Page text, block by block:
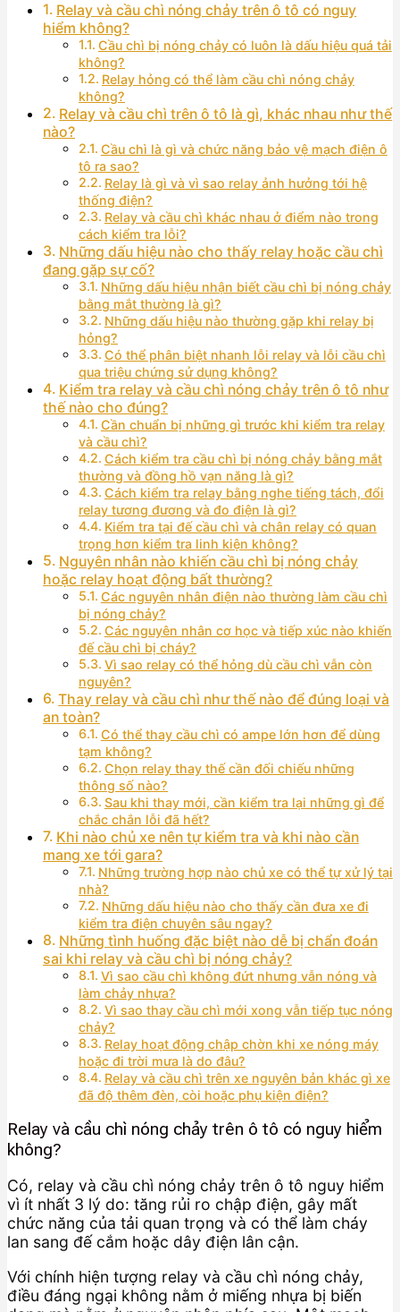
Relay và cầu chì nóng chảy trên ô tô có nguy
hiểm không?
Cầu chì bị nóng chảy có luôn là dấu hiệu quá tải
không?
Relay hỏng có thể làm cầu chì nóng chảy
không?
Relay và cầu chì trên ô tô là gì, khác nhau như thế
nào?
Cầu chì là gì và chức năng bảo vệ mạch điện ô
tô ra sao?
Relay là gì và vì sao relay ảnh hưởng tới hệ
thống điện?
Relay và cầu chì khác nhau ở điểm nào trong
cách kiểm tra lỗi?
Những dấu hiệu nào cho thấy relay hoặc cầu chì
đang gặp sự cố?
Những dấu hiệu nhận biết cầu chì bị nóng chảy
bằng mắt thường là gì?
Những dấu hiệu nào thường gặp khi relay bị
hỏng?
Có thể phân biệt nhanh lỗi relay và lỗi cầu chì
qua triệu chứng sử dụng không?
Kiểm tra relay và cầu chì nóng chảy trên ô tô như
thế nào cho đúng?
Cần chuẩn bị những gì trước khi kiểm tra relay
và cầu chì?
Cách kiểm tra cầu chì bị nóng chảy bằng mắt
thường và đồng hồ vạn năng là gì?
Cách kiểm tra relay bằng nghe tiếng tách, đổi
relay tương đương và đo điện là gì?
Kiểm tra tại đế cầu chì và chân relay có quan
trọng hơn kiểm tra linh kiện không?
Nguyên nhân nào khiến cầu chì bị nóng chảy
hoặc relay hoạt động bất thường?
Các nguyên nhân điện nào thường làm cầu chì
bị nóng chảy?
Các nguyên nhân cơ học và tiếp xúc nào khiến
đế cầu chì bị cháy?
Vì sao relay có thể hỏng dù cầu chì vẫn còn
nguyên?
Thay relay và cầu chì như thế nào để đúng loại và
an toàn?
Có thể thay cầu chì có ampe lớn hơn để dùng
tạm không?
Chọn relay thay thế cần đối chiếu những
thông số nào?
Sau khi thay mới, cần kiểm tra lại những gì để
chắc chắn lỗi đã hết?
Khi nào chủ xe nên tự kiểm tra và khi nào cần
mang xe tới gara?
Những trường hợp nào chủ xe có thể tự xử lý tại
nhà?
Những dấu hiệu nào cho thấy cần đưa xe đi
kiểm tra điện chuyên sâu ngay?
Những tình huống đặc biệt nào dễ bị chẩn đoán
sai khi relay và cầu chì bị nóng chảy?
Vì sao cầu chì không đứt nhưng vẫn nóng và
làm chảy nhựa?
Vì sao thay cầu chì mới xong vẫn tiếp tục nóng
chảy?
Relay hoạt động chập chờn khi xe nóng máy
hoặc đi trời mưa là do đâu?
Relay và cầu chì trên xe nguyên bản khác gì xe
đã độ thêm đèn, còi hoặc phụ kiện điện?
Relay và cầu chì nóng chảy trên ô tô có nguy hiểm
không?
Có, relay và cầu chì nóng chảy trên ô tô nguy hiểm
vì ít nhất 3 lý do: tăng rủi ro chập điện, gây mất
chức năng của tải quan trọng và có thể làm cháy
lan sang đế cắm hoặc dây điện lân cận.
Với chính hiện tượng relay và cầu chì nóng chảy,
điều đáng ngại không nằm ở miếng nhựa bị biến